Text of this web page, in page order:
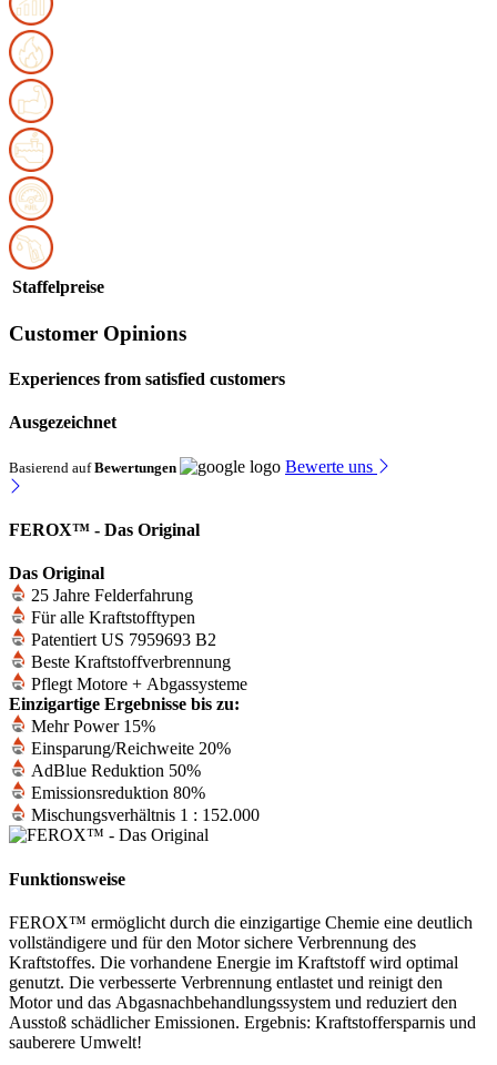
Staffelpreise
Customer Opinions
Experiences from satisfied customers
Ausgezeichnet
Basierend auf Bewertungen Bewerte uns
FEROX™ - Das Original
Das Original
25 Jahre Felderfahrung
Für alle Kraftstofftypen
Patentiert US 7959693 B2
Beste Kraftstoffverbrennung
Pflegt Motore + Abgassysteme
Einzigartige Ergebnisse bis zu:
Mehr Power 15%
Einsparung/Reichweite 20%
AdBlue Reduktion 50%
Emissionsreduktion 80%
Mischungsverhältnis 1 : 152.000
Funktionsweise
FEROX™ ermöglicht durch die einzigartige Chemie eine deutlich
vollständigere und für den Motor sichere Verbrennung des
Kraftstoffes. Die vorhandene Energie im Kraftstoff wird optimal
genutzt. Die verbesserte Verbrennung entlastet und reinigt den
Motor und das Abgasnachbehandlungssystem und reduziert den
Ausstoß schädlicher Emissionen. Ergebnis: Kraftstoffersparnis und
sauberere Umwelt!